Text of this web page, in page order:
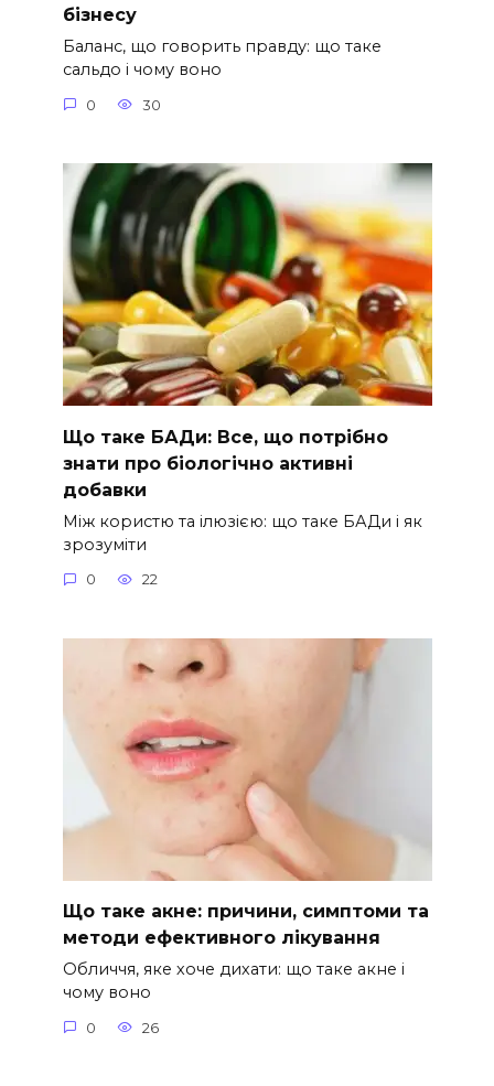
бізнесу
Баланс, що говорить правду: що таке
сальдо і чому воно
0 30
Що таке БАДи: Все, що потрібно
знати про біологічно активні
добавки
Між користю та ілюзією: що таке БАДи і як
зрозуміти
0 22
Що таке акне: причини, симптоми та
методи ефективного лікування
Обличчя, яке хоче дихати: що таке акне і
чому воно
0 26